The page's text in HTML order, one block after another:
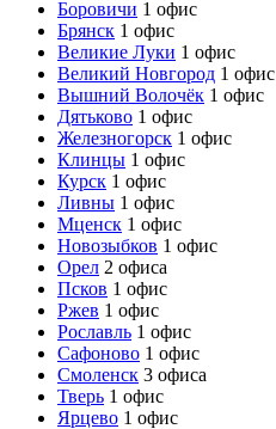
Боровичи 1 офис
Брянск 1 офис
Великие Луки 1 офис
Великий Новгород 1 офис
Вышний Волочёк 1 офис
Дятьково 1 офис
Железногорск 1 офис
Клинцы 1 офис
Курск 1 офис
Ливны 1 офис
Мценск 1 офис
Новозыбков 1 офис
Орел 2 офиса
Псков 1 офис
Ржев 1 офис
Рославль 1 офис
Сафоново 1 офис
Смоленск 3 офиса
Тверь 1 офис
Ярцево 1 офис